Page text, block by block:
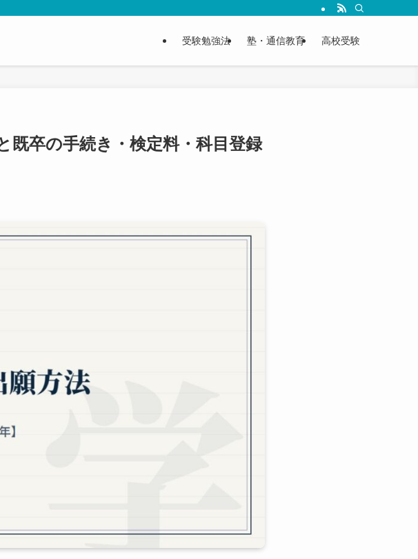
線で発信します。
受験勉強法 塾・通信教育 高校受験
既卒の手続き・検定料・科目登録